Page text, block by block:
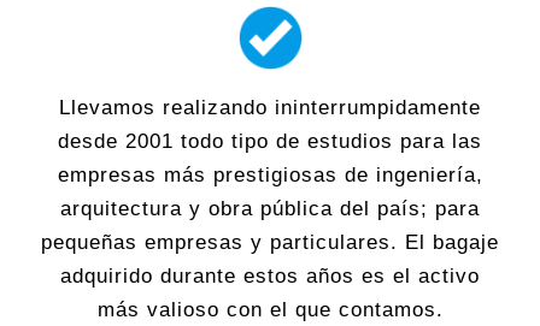
Llevamos realizando ininterrumpidamente
desde 2001 todo tipo de estudios para las
empresas más prestigiosas de ingeniería,
arquitectura y obra pública del país; para
pequeñas empresas y particulares. El bagaje
adquirido durante estos años es el activo
más valioso con el que contamos.